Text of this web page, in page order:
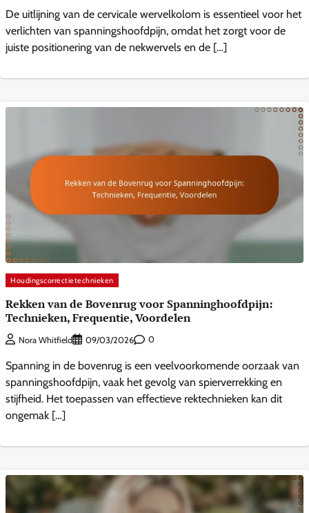
De uitlijning van de cervicale wervelkolom is essentieel voor het
verlichten van spanningshoofdpijn, omdat het zorgt voor de
juiste positionering van de nekwervels en de […]
Houdingscorrectietechnieken
Rekken van de Bovenrug voor Spanninghoofdpijn:
Technieken, Frequentie, Voordelen
Nora Whitfield 09/03/2026 0
Spanning in de bovenrug is een veelvoorkomende oorzaak van
spanningshoofdpijn, vaak het gevolg van spierverrekking en
stijfheid. Het toepassen van effectieve rektechnieken kan dit
ongemak […]